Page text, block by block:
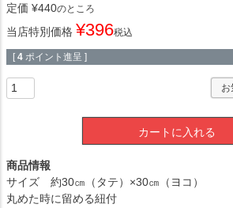
定価 ¥440のところ
当店特別価格 ¥396税込
[ 4 ポイント進呈 ]
お
カートに入れる
商品情報
サイズ 約30㎝（タテ）×30㎝（ヨコ）
丸めた時に留める紐付